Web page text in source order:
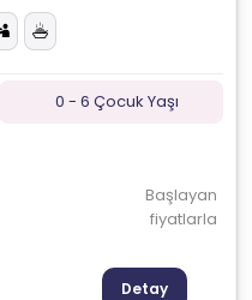
0 - 6 Çocuk Yaşı
Başlayan
fiyatlarla
Detay